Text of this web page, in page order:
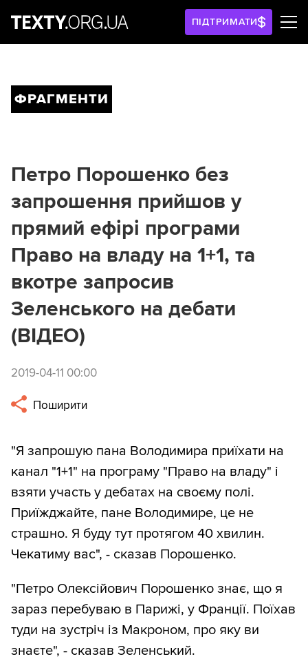
ПІДТРИМАТИ
ФРАГМЕНТИ
Петро Порошенко без
запрошення прийшов у
прямий ефірі програми
Право на владу на 1+1, та
вкотре запросив
Зеленського на дебати
(ВІДЕО)
2019-04-11 00:00
Поширити
"Я запрошую пана Володимира приїхати на
канал "1+1" на програму "Право на владу" і
взяти участь у дебатах на своєму полі.
Приїжджайте, пане Володимире, це не
страшно. Я буду тут протягом 40 хвилин.
Чекатиму вас", - сказав Порошенко.
"Петро Олексійович Порошенко знає, що я
зараз перебуваю в Парижі, у Франції. Поїхав
туди на зустріч із Макроном, про яку ви
знаєте", - сказав Зеленський.